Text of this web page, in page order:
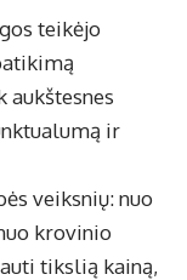
teikėjo
aukštesnes
ir
veiksnių: nuo
krovinio
tikslią kainą,